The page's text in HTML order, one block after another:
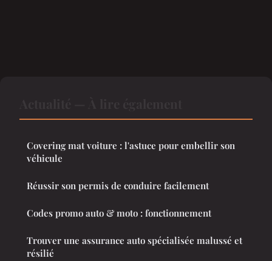
Covering mat voiture : l'astuce pour embellir son
véhicule
Réussir son permis de conduire facilement
Codes promo auto & moto : fonctionnement
Trouver une assurance auto spécialisée malussé et
résilié